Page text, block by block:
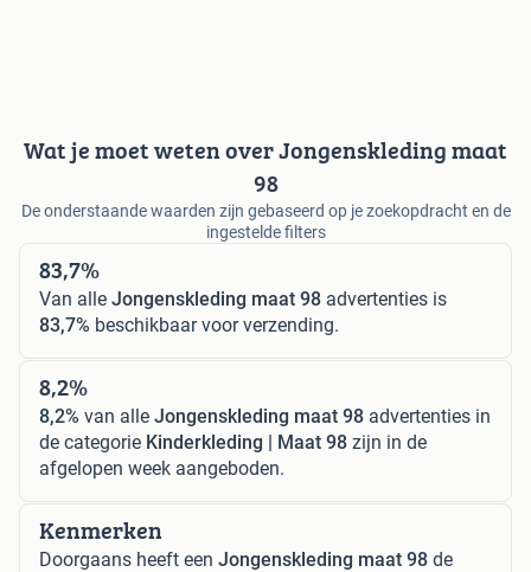
Wat je moet weten over Jongenskleding maat
98
De onderstaande waarden zijn gebaseerd op je zoekopdracht en de
ingestelde filters
83,7%
Van alle Jongenskleding maat 98 advertenties is
83,7% beschikbaar voor verzending.
8,2%
8,2% van alle Jongenskleding maat 98 advertenties in
de categorie Kinderkleding | Maat 98 zijn in de
afgelopen week aangeboden.
Kenmerken
Doorgaans heeft een Jongenskleding maat 98 de